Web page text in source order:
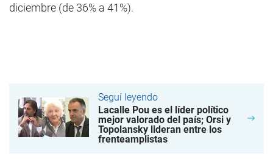
diciembre (de 36% a 41%).
Seguí leyendo
Lacalle Pou es el líder político
mejor valorado del país; Orsi y
Topolansky lideran entre los
frenteamplistas